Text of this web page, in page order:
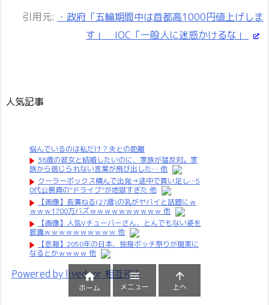
引用元: ・政府「五輪期間中は首都高1000円値上げしま
す」 IOC「一般人に迷惑かけるな」
人気記事
悩んでいるのは私だけ？夫との距離
36歳の彼女と結婚したいのに、家族が猛反対。家
族から信じられない言葉が飛び出した… 他
クーラーボックス積んで出発→途中で買い足し…5
0代公務員の“ドライブ”が地獄すぎた 他
【画像】長濱ねる(27歳)の乳がヤバイと話題にｗ
ｗｗｗ1700万バズｗｗｗｗｗｗｗｗｗｗ 他
【画像】人気Vチューバーさん、とんでもない姿を
披露ｗｗｗｗｗｗｗｗｗｗ 他
【悲報】2050年の日本、独身ボッチ祭りが現実に
なるとかｗｗｗｗ 他
Powered by livedoor 相互RSS

ホーム

メニュー

上へ